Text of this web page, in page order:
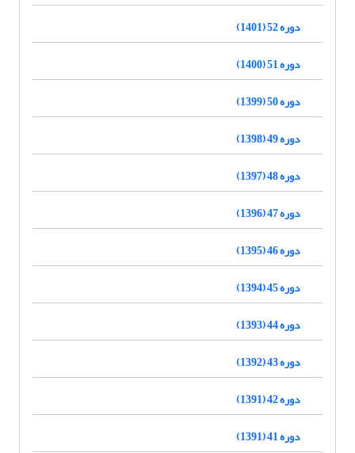
دوره 52 (1401)
دوره 51 (1400)
دوره 50 (1399)
دوره 49 (1398)
دوره 48 (1397)
دوره 47 (1396)
دوره 46 (1395)
دوره 45 (1394)
دوره 44 (1393)
دوره 43 (1392)
دوره 42 (1391)
دوره 41 (1391)